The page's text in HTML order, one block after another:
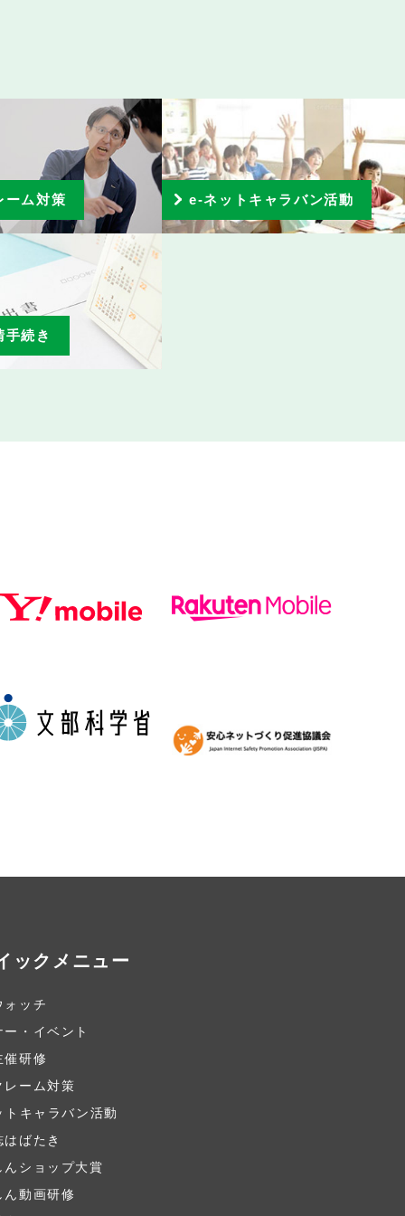
ーム対策 e-ネットキャラバン活動
手続き
ックメニュー
ォッチ
ー・イベント
催研修
レーム対策
トキャラバン活動
はばたき
んショップ大賞
ん動画研修